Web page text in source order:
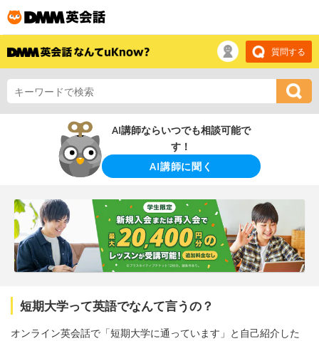
質問する
AI講師ならいつでも相談可能で
す！
AI講師に聞く
短期大学って英語でなんて言うの？
オンライン英会話で「短期大学に通っています」と自己紹介した